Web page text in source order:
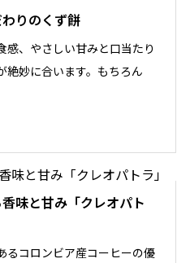
りのくず餅
感、やさしい甘みと口当たり
絶妙に合います。もちろん
味と甘み「クレオパト
るコロンビア産コーヒーの優